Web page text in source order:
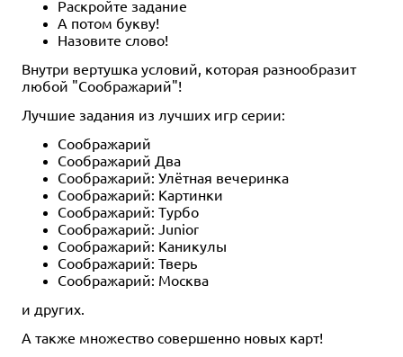
Раскройте задание
А потом букву!
Назовите слово!
Внутри вертушка условий, которая разнообразит
любой "Соображарий"!
Лучшие задания из лучших игр серии:
Соображарий
Соображарий Два
Соображарий: Улётная вечеринка
Соображарий: Картинки
Соображарий: Турбо
Соображарий: Junior
Соображарий: Каникулы
Соображарий: Тверь
Соображарий: Москва
и других.
А также множество совершенно новых карт!